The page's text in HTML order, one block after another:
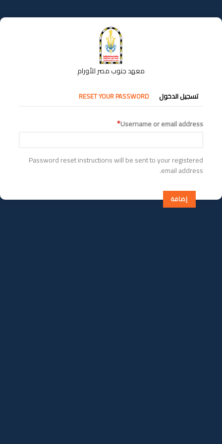
إلى
المحتوى
معهد جنوب مصر للأورام
التبويبات
الأساسية
تسجيل الدخول RESET YOUR PASSWORD
Username or email address
Password reset instructions will be sent to your registered
email address.